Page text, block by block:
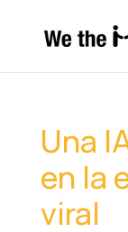
Una
en la
viral